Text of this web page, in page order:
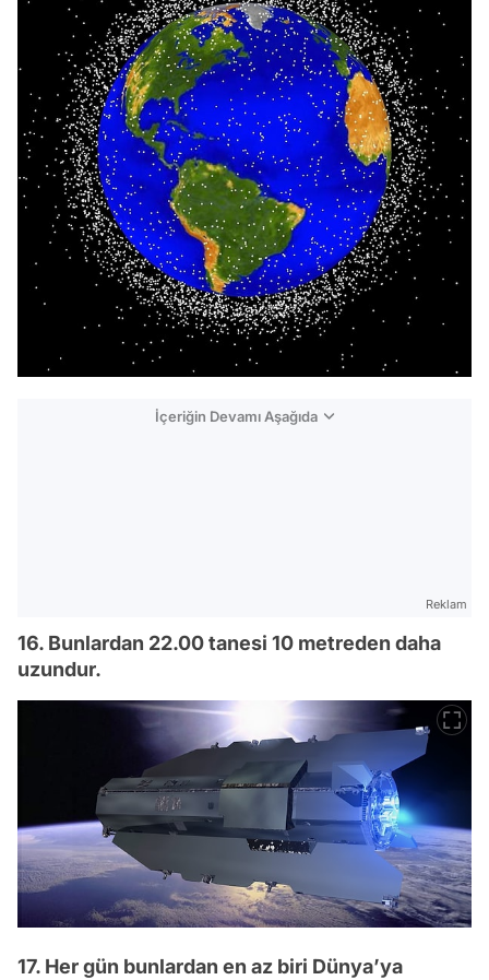
İçeriğin Devamı Aşağıda
Reklam
16. Bunlardan 22.00 tanesi 10 metreden daha
uzundur.
17. Her gün bunlardan en az biri Dünya’ya